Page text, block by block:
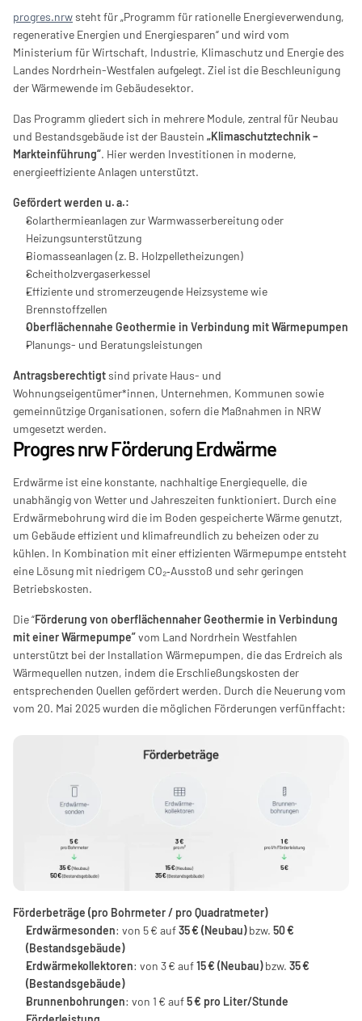
progres.nrw steht für „Programm für rationelle Energieverwendung,
regenerative Energien und Energiesparen“ und wird vom
Ministerium für Wirtschaft, Industrie, Klimaschutz und Energie des
Landes Nordrhein-Westfalen aufgelegt. Ziel ist die Beschleunigung
der Wärmewende im Gebäudesektor.
Das Programm gliedert sich in mehrere Module, zentral für Neubau
und Bestandsgebäude ist der Baustein „Klimaschutztechnik –
Markteinführung“. Hier werden Investitionen in moderne,
energieeffiziente Anlagen unterstützt.
Gefördert werden u. a.:
Solarthermieanlagen zur Warmwasserbereitung oder
Heizungsunterstützung
Biomasseanlagen (z. B. Holzpelletheizungen)
Scheitholzvergaserkessel
Effiziente und stromerzeugende Heizsysteme wie
Brennstoffzellen
Oberflächennahe Geothermie in Verbindung mit Wärmepumpen
Planungs- und Beratungsleistungen
Antragsberechtigt sind private Haus- und
Wohnungseigentümer*innen, Unternehmen, Kommunen sowie
gemeinnützige Organisationen, sofern die Maßnahmen in NRW
umgesetzt werden.
Progres nrw Förderung Erdwärme
Erdwärme ist eine konstante, nachhaltige Energiequelle, die
unabhängig von Wetter und Jahreszeiten funktioniert. Durch eine
Erdwärmebohrung wird die im Boden gespeicherte Wärme genutzt,
um Gebäude effizient und klimafreundlich zu beheizen oder zu
kühlen. In Kombination mit einer effizienten Wärmepumpe entsteht
eine Lösung mit niedrigem CO₂‑Ausstoß und sehr geringen
Betriebskosten.
Die “Förderung von oberflächennaher Geothermie in Verbindung
mit einer Wärmepumpe” vom Land Nordrhein Westfahlen
unterstützt bei der Installation Wärmepumpen, die das Erdreich als
Wärmequellen nutzen, indem die Erschließungskosten der
entsprechenden Quellen gefördert werden. Durch die Neuerung vom
vom 20. Mai 2025 wurden die möglichen Förderungen verfünffacht:
Förderbeträge (pro Bohrmeter / pro Quadratmeter)
Erdwärmesonden: von 5 € auf 35 € (Neubau) bzw. 50 €
(Bestandsgebäude)
Erdwärmekollektoren: von 3 € auf 15 € (Neubau) bzw. 35 €
(Bestandsgebäude)
Brunnenbohrungen: von 1 € auf 5 € pro Liter/Stunde